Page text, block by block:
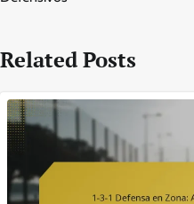
Related Posts